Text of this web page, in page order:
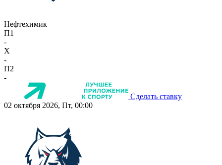
Нефтехимик
П1
-
X
-
П2
-
Сделать ставку
02 октября 2026, Пт, 00:00